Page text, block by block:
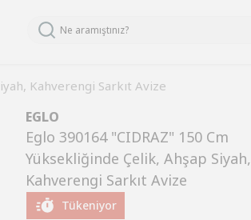
Kahverengi Sarkıt Avize
EGLO
Eglo 390164 "CIDRAZ" 150 Cm
Yüksekliğinde Çelik, Ahşap Siyah,
Kahverengi Sarkıt Avize
Tükeniyor